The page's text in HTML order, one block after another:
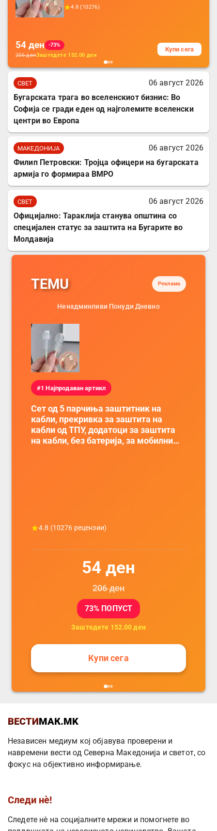
додатоци за заштита на кабли, без
батерија, за мобилни телефони, комплет
4.8 ( 10276)
54 ден
-73%
206денЗаштедете 152.00 ден
Купи сега
СВЕТ
06 август 2026
Бугарската трага во вселенскиот бизнис: Во
Софија се гради еден од најголемите вселенски
центри во Европа
МАКЕДОНИЈА
06 август 2026
Филип Петровски: Тројца офицери на бугарската
армија го формираа ВМРО
СВЕТ
06 август 2026
Официјално: Тараклија станува општина со
специјален статус за заштита на Бугарите во
Молдавија
TEMU Реклама
Ненадминливи Понуди Дневно
#1 Најпродаван артикл
Сет од 5 парчиња заштитник на
кабли, прекривка за заштита на
кабли од ТПУ, додатоци за заштита
на кабли, без батерија, за мобилни
4.8 (10276 рецензии)
54 ден
206ден
73% ПОПУСТ
Заштедете 152.00 ден
Купи сега
ВЕСТИМАК.MK
Независен медиум кој објавува проверени и
навремени вести од Северна Македонија и светот, со
фокус на објективно информирање.
Следи нè!
Следете нè на социјалните мрежи и помогнете во